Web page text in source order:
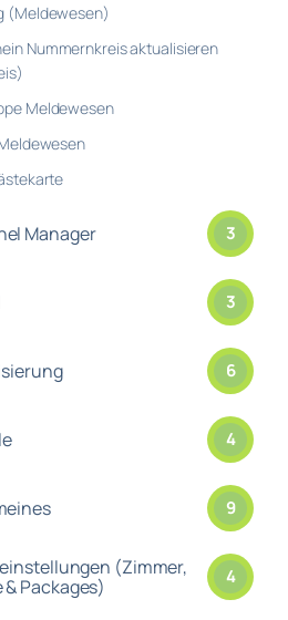
(Meldewesen)
Nummernkreis aktualisieren
Meldewesen
bei Meldewesen
Manager 3
3
6
4
9
(Zimmer,
& Packages)
4